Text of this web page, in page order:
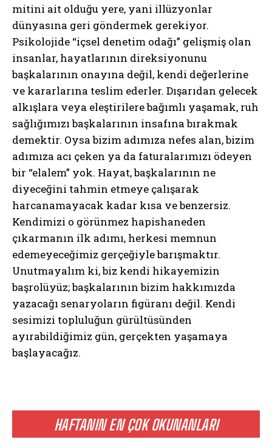
ABONE OL
Gizlilik politikasını
HAFTANIN EN ÇOK OKUNANLARI
mitini ait olduğu yere, yani illüzyonlar
dünyasına geri göndermek gerekiyor.
Psikolojide “içsel denetim odağı” gelişmiş olan
insanlar, hayatlarının direksiyonunu
başkalarının onayına değil, kendi değerlerine
ve kararlarına teslim ederler. Dışarıdan gelecek
alkışlara veya eleştirilere bağımlı yaşamak, ruh
sağlığımızı başkalarının insafına bırakmak
demektir. Oysa bizim adımıza nefes alan, bizim
adımıza acı çeken ya da faturalarımızı ödeyen
bir “elalem” yok. Hayat, başkalarının ne
diyeceğini tahmin etmeye çalışarak
harcanamayacak kadar kısa ve benzersiz.
Kendimizi o görünmez hapishaneden
çıkarmanın ilk adımı, herkesi memnun
edemeyeceğimiz gerçeğiyle barışmaktır.
Unutmayalım ki, biz kendi hikayemizin
başrolüyüz; başkalarının bizim hakkımızda
yazacağı senaryoların figüranı değil. Kendi
sesimizi topluluğun gürültüsünden
ayırabildiğimiz gün, gerçekten yaşamaya
başlayacağız.